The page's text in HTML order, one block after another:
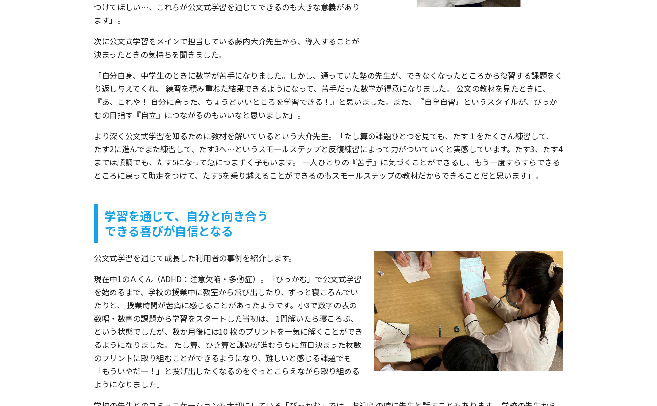
つけてほしい…、これらが公文式学習を通じてできるのも大きな意義があり
ます」。
次に公文式学習をメインで担当している藤内大介先生から、導入することが
決まったときの気持ちを聞きました。
「自分自身、中学生のときに数学が苦手になりました。しかし、通っていた塾の先生が、できなくなったところから復習する課題をく
り返し与えてくれ、 練習を積み重ねた結果できるようになって、苦手だった数学が得意になりました。 公文の教材を見たときに、
『あ、これや！ 自分に合った、ちょうどいいところを学習できる！』と思いました。また、『自学自習』というスタイルが、びっか
むの目指す『自立』につながるのもいいなと思いました」。
より深く公文式学習を知るために教材を解いているという大介先生。「たし算の課題ひとつを見ても、たす１をたくさん練習して、
たす2に進んでまた練習して、たす3へ…というスモールステップと反復練習によって力がついていくと実感しています。たす3、たす4
までは順調でも、たす5になって急につまずく子もいます。 一人ひとりの『苦手』に気づくことができるし、もう一度すらすらできる
ところに戻って助走をつけて、たす5を乗り越えることができるのもスモールステップの教材だからできることだと思います」。
学習を通じて、自分と向き合う
できる喜びが自信となる
公文式学習を通じて成長した利用者の事例を紹介します。
現在中1のＡくん（ADHD：注意欠陥・多動症）。「びっかむ」で公文式学習
を始めるまで、学校の授業中に教室から飛び出したり、ずっと寝ころんでい
たりと、 授業時間が苦痛に感じることがあったようです。小3で数字の表の
数唱・数書の課題から学習をスタートした当初は、 1問解いたら寝ころぶ、
という状態でしたが、数か月後には10 枚のプリントを一気に解くことができ
るようになりました。 たし算、ひき算と課題が進むうちに毎日決まった枚数
のプリントに取り組むことができるようになり、難しいと感じる課題でも
「もういやだー！」と投げ出したくなるのをぐっとこらえながら取り組める
ようになりました。